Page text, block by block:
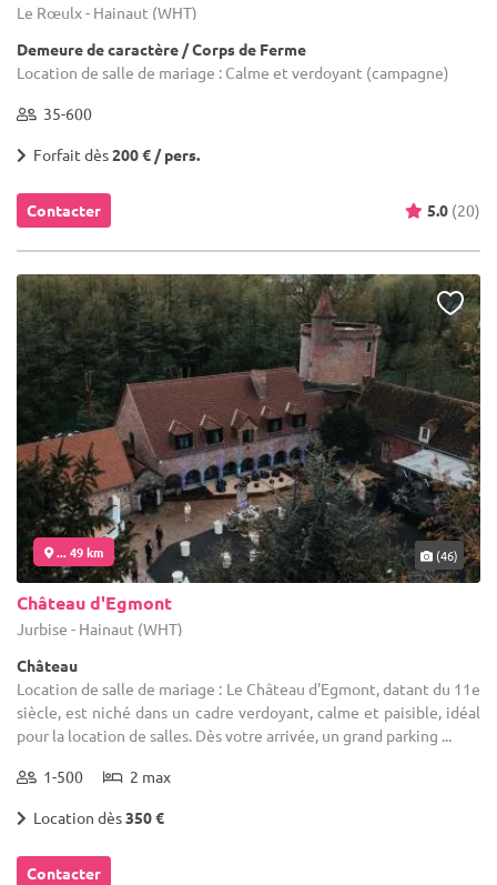
Le Rœulx - Hainaut (WHT)
Demeure de caractère / Corps de Ferme
Location de salle de mariage : Calme et verdoyant (campagne)
35-600
Forfait dès200 € / pers.
Contacter 5.0 (20)
... 49 km (46)
Château d'Egmont
Jurbise - Hainaut (WHT)
Château
Location de salle de mariage : Le Château d'Egmont, datant du 11e
siècle, est niché dans un cadre verdoyant, calme et paisible, idéal
pour la location de salles. Dès votre arrivée, un grand parking ...
1-500 2 max
Location dès350 €
Contacter